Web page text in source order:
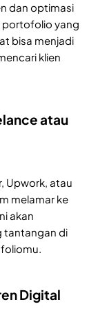
dan optimasi
portofolio yang
bisa menjadi
klien
atau
Upwork, atau
melamar ke
akan
tantangan di
Digital